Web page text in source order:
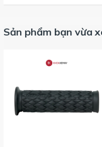
Sản phẩm bạn vừa